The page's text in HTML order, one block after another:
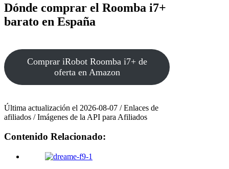
Dónde comprar el Roomba i7+
barato en España
Comprar iRobot Roomba i7+ de
oferta en Amazon
Última actualización el 2026-08-07 / Enlaces de
afiliados / Imágenes de la API para Afiliados
Contenido Relacionado: